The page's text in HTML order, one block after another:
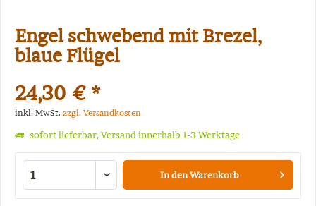
Engel schwebend mit Brezel,
blaue Flügel
24,30 € *
inkl. MwSt. zzgl. Versandkosten
sofort lieferbar, Versand innerhalb 1-3 Werktage
In denWarenkorb